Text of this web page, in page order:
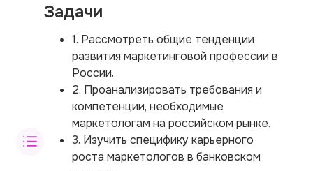
Задачи
1. Рассмотреть общие тенденции
развития маркетинговой профессии в
России.
2. Проанализировать требования и
компетенции, необходимые
маркетологам на российском рынке.
3. Изучить специфику карьерного
роста маркетологов в банковском